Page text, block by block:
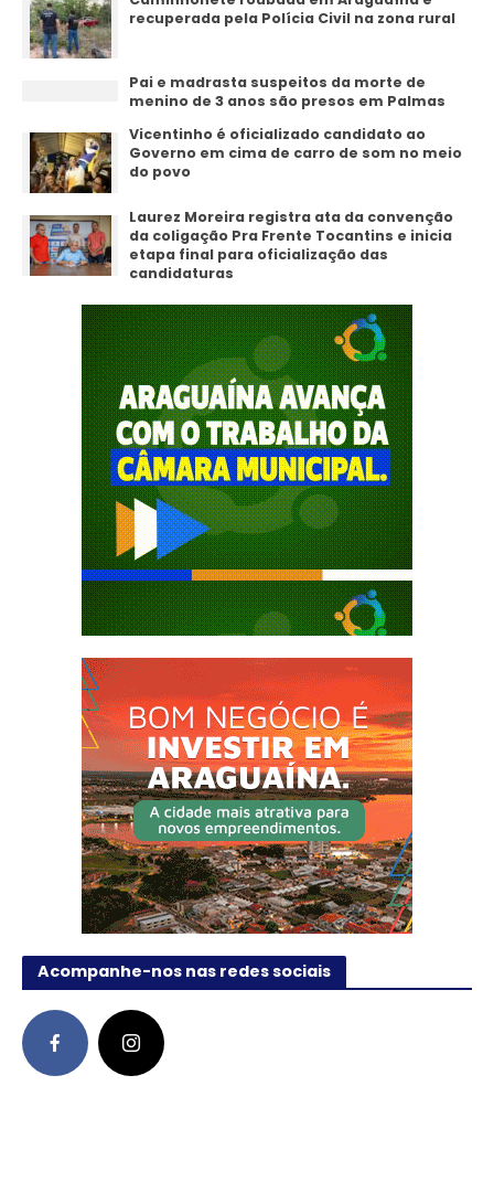
recuperada pela Polícia Civil na zona rural
Pai e madrasta suspeitos da morte de
menino de 3 anos são presos em Palmas
Vicentinho é oficializado candidato ao
Governo em cima de carro de som no meio
do povo
Laurez Moreira registra ata da convenção
da coligação Pra Frente Tocantins e inicia
etapa final para oficialização das
candidaturas
Acompanhe-nos nas redes sociais